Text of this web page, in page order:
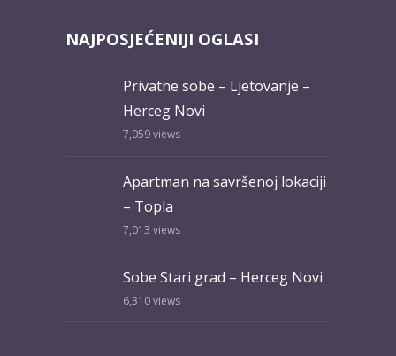
NAJPOSJEĆENIJI OGLASI
Privatne sobe – Ljetovanje –
Herceg Novi
7,059views
Apartman na savršenoj lokaciji
– Topla
7,013 views
Sobe Stari grad – Herceg Novi
6,310views